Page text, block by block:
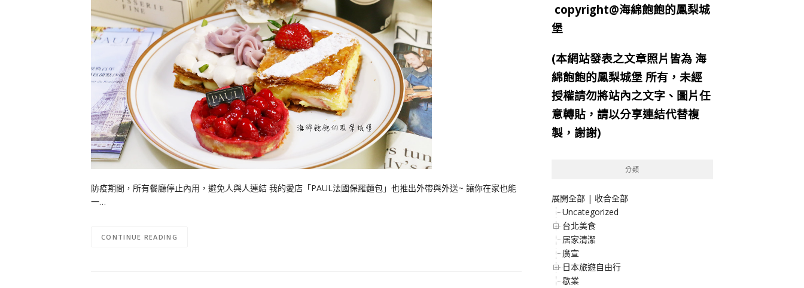
防疫期間，所有餐廳停止內用，避免人與人連結 我的愛店「PAUL法國保羅麵包」也推出外帶與外送~ 讓你在家也能
一…
CONTINUE READING
copyright@海綿飽飽的鳳梨城
堡
(本網站發表之文章照片皆為 海
綿飽飽的鳳梨城堡 所有，未經
授權請勿將站內之文字、圖片任
意轉貼，請以分享連結代替複
製，謝謝)
分類
展開全部 | 收合全部
Uncategorized
台北美食
居家清潔
廣宣
日本旅遊自由行
歇業